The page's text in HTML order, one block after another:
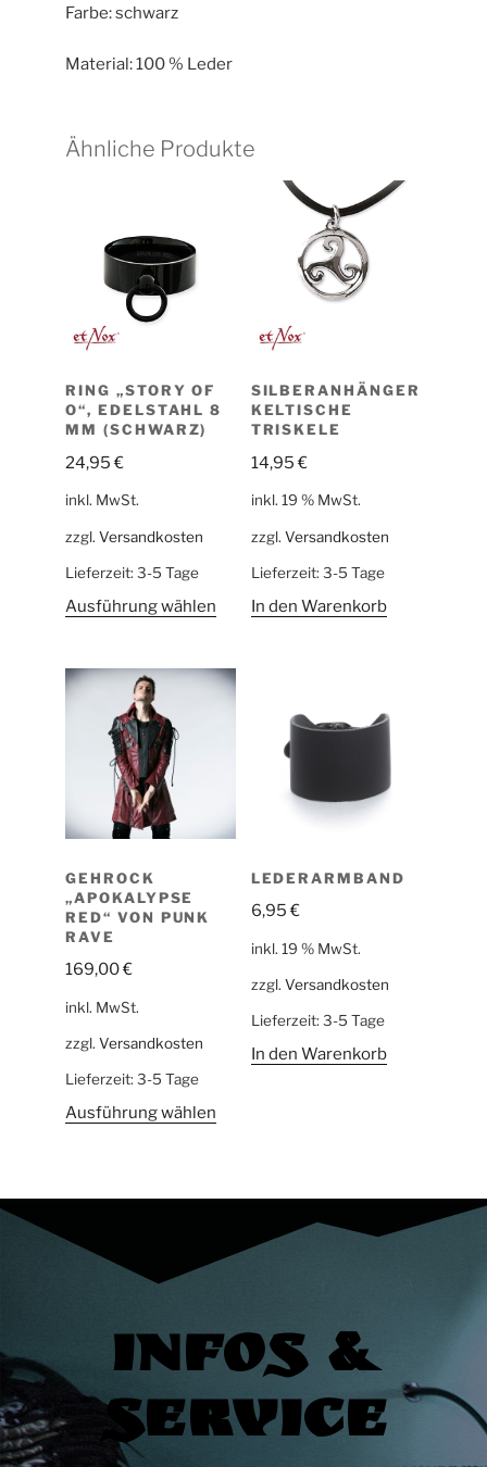
Farbe: schwarz
Material: 100 % Leder
Ähnliche Produkte
RING „STORY OF
O“, EDELSTAHL 8
MM (SCHWARZ)
24,95€
inkl. MwSt.
zzgl. Versandkosten
Lieferzeit: 3-5 Tage
Ausführung wählen
SILBERANHÄNGER
KELTISCHE
TRISKELE
14,95€
inkl. 19 % MwSt.
zzgl. Versandkosten
Lieferzeit: 3-5 Tage
In den Warenkorb
GEHROCK
„APOKALYPSE
RED“ VON PUNK
RAVE
169,00€
inkl. MwSt.
zzgl. Versandkosten
Lieferzeit: 3-5 Tage
Ausführung wählen
LEDERARMBAND
6,95€
inkl. 19 % MwSt.
zzgl. Versandkosten
Lieferzeit: 3-5 Tage
In den Warenkorb
Infos &
Service